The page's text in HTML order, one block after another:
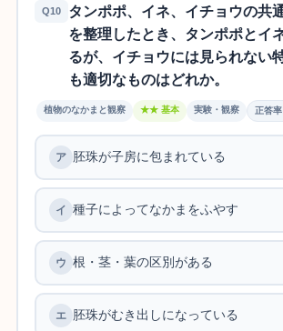
Q10
タンポポ、イネ、イチョウの共
を整理したとき、タンポポとイ
るが、イチョウには見られない
も適切なものはどれか。
植物のなかまと観察 ★★ 基本 実験・観察 正答
胚珠が子房に包まれている
種子によってなかまをふやす
根・茎・葉の区別がある
胚珠がむき出しになっている